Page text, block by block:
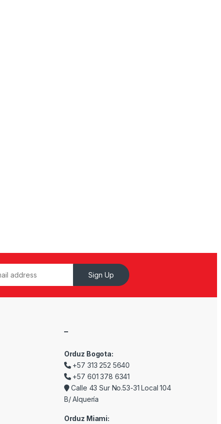
Sign Up
–
Orduz Bogota:
+57 313 252 5640
+57 601 378 6341
Calle 43 Sur No.53-31 Local 104
B/ Alquería
Orduz Miami: